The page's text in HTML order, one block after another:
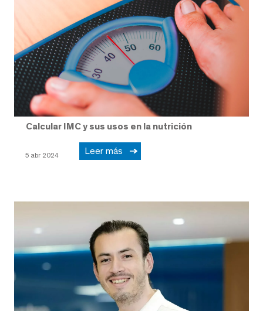
Calcular IMC y sus usos en la nutrición
5 abr 2024 Leer más